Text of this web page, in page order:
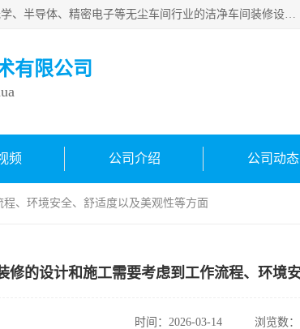
从事各种实验室、手术室、医院、食品、化妆品、制药、医疗器械、光学、半导体、精密电子等无尘车间行业的洁净车间装修设计、净化设备、恒温恒湿空调的设计制作与安装、净化系统工程项目施工及其技术支持服务。
有限公司
频 公司介绍 公司动态
、环境安全、舒适度以及美观性等方面
修的设计和施工需要考虑到工作流程、环境
时间：2026-03-14 浏览数